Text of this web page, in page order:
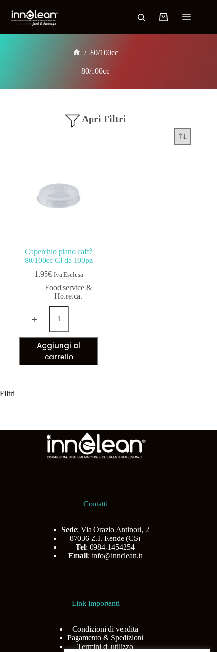
/ 80/100cc
80/100cc
Apri Filtri
Coperchio piano caffè
80/100cc Cf da 100pz
1,95€ Iva Esclusa
Food service &
Ho.re.ca.
Aggiungi al
carrello
Filtri
Contatti
Sede: Via Orazio Antinori, 2
87036 Z.I. Rende (CS)
Tel: 0984-1454254
Email: info@innclean.it
Link Importanti
Condizioni di vendita
Pagamento & Spedizioni
Termini di utilizzo